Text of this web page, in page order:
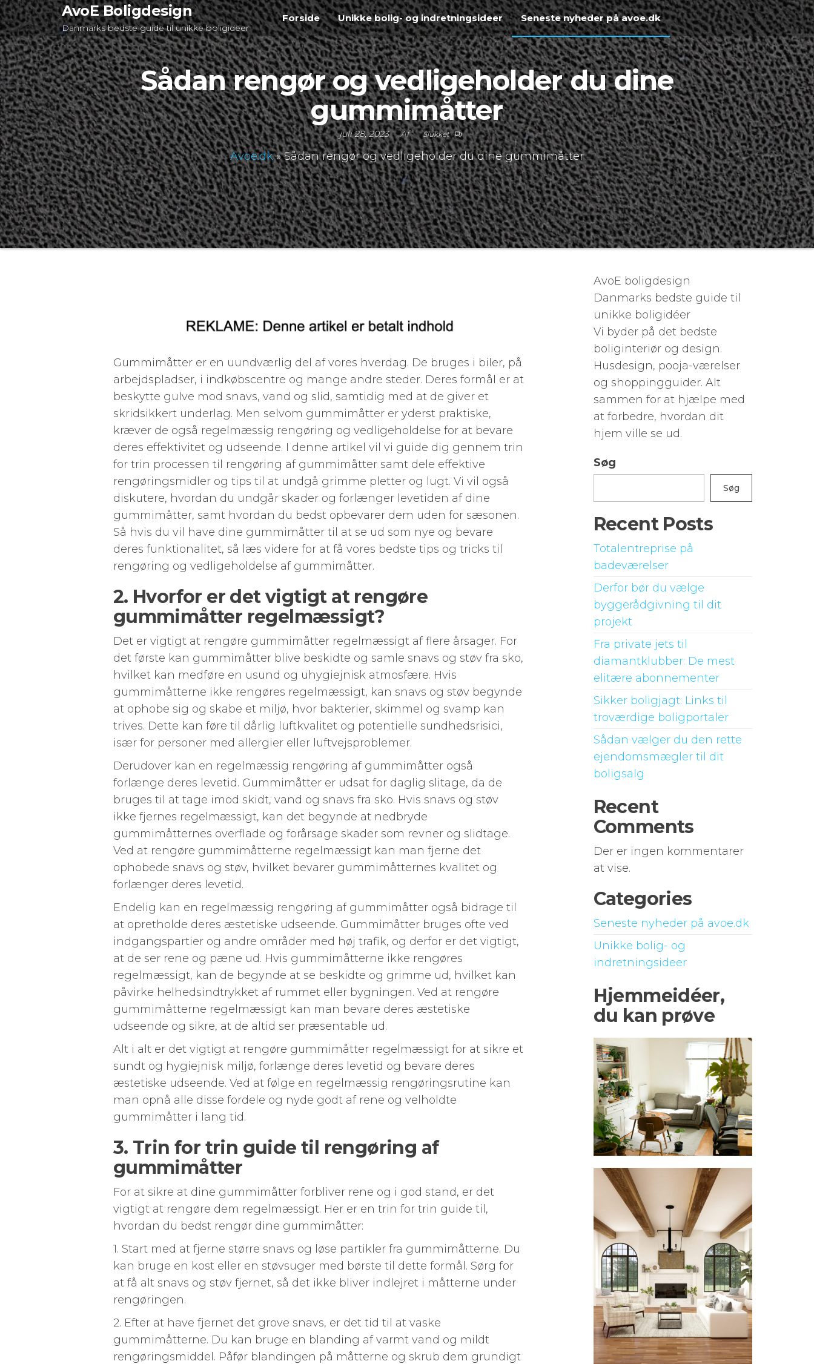
Videre
til
indhold
AvoE Boligdesign
Danmarks bedste guide til unikke boligideer
Forside Unikke bolig- og indretningsideer Seneste nyheder på avoe.dk
Sådan rengør og vedligeholder du dine
gummimåtter
juli 28, 2023 Af Slukket
Avoe.dk»Sådan rengør og vedligeholder du dine gummimåtter
Gummimåtter er en uundværlig del af vores hverdag. De bruges i biler, på
arbejdspladser, i indkøbscentre og mange andre steder. Deres formål er at
beskytte gulve mod snavs, vand og slid, samtidig med at de giver et
skridsikkert underlag. Men selvom gummimåtter er yderst praktiske,
kræver de også regelmæssig rengøring og vedligeholdelse for at bevare
deres effektivitet og udseende. I denne artikel vil vi guide dig gennem trin
for trin processen til rengøring af gummimåtter samt dele effektive
rengøringsmidler og tips til at undgå grimme pletter og lugt. Vi vil også
diskutere, hvordan du undgår skader og forlænger levetiden af dine
gummimåtter, samt hvordan du bedst opbevarer dem uden for sæsonen.
Så hvis du vil have dine gummimåtter til at se ud som nye og bevare
deres funktionalitet, så læs videre for at få vores bedste tips og tricks til
rengøring og vedligeholdelse af gummimåtter.
2. Hvorfor er det vigtigt at rengøre
gummimåtter regelmæssigt?
Det er vigtigt at rengøre gummimåtter regelmæssigt af flere årsager. For
det første kan gummimåtter blive beskidte og samle snavs og støv fra sko,
hvilket kan medføre en usund og uhygiejnisk atmosfære. Hvis
gummimåtterne ikke rengøres regelmæssigt, kan snavs og støv begynde
at ophobe sig og skabe et miljø, hvor bakterier, skimmel og svamp kan
trives. Dette kan føre til dårlig luftkvalitet og potentielle sundhedsrisici,
især for personer med allergier eller luftvejsproblemer.
Derudover kan en regelmæssig rengøring af gummimåtter også
forlænge deres levetid. Gummimåtter er udsat for daglig slitage, da de
bruges til at tage imod skidt, vand og snavs fra sko. Hvis snavs og støv
ikke fjernes regelmæssigt, kan det begynde at nedbryde
gummimåtternes overflade og forårsage skader som revner og slidtage.
Ved at rengøre gummimåtterne regelmæssigt kan man fjerne det
ophobede snavs og støv, hvilket bevarer gummimåtternes kvalitet og
forlænger deres levetid.
Endelig kan en regelmæssig rengøring af gummimåtter også bidrage til
at opretholde deres æstetiske udseende. Gummimåtter bruges ofte ved
indgangspartier og andre områder med høj trafik, og derfor er det vigtigt,
at de ser rene og pæne ud. Hvis gummimåtterne ikke rengøres
regelmæssigt, kan de begynde at se beskidte og grimme ud, hvilket kan
påvirke helhedsindtrykket af rummet eller bygningen. Ved at rengøre
gummimåtterne regelmæssigt kan man bevare deres æstetiske
udseende og sikre, at de altid ser præsentable ud.
Alt i alt er det vigtigt at rengøre gummimåtter regelmæssigt for at sikre et
sundt og hygiejnisk miljø, forlænge deres levetid og bevare deres
æstetiske udseende. Ved at følge en regelmæssig rengøringsrutine kan
man opnå alle disse fordele og nyde godt af rene og velholdte
gummimåtter i lang tid.
3. Trin for trin guide til rengøring af
gummimåtter
For at sikre at dine gummimåtter forbliver rene og i god stand, er det
vigtigt at rengøre dem regelmæssigt. Her er en trin for trin guide til,
hvordan du bedst rengør dine gummimåtter:
1. Start med at fjerne større snavs og løse partikler fra gummimåtterne. Du
kan bruge en kost eller en støvsuger med børste til dette formål. Sørg for
at få alt snavs og støv fjernet, så det ikke bliver indlejret i måtterne under
rengøringen.
2. Efter at have fjernet det grove snavs, er det tid til at vaske
gummimåtterne. Du kan bruge en blanding af varmt vand og mildt
rengøringsmiddel. Påfør blandingen på måtterne og skrub dem grundigt
AvoE boligdesign
Danmarks bedste guide til
unikke boligidéer
Vi byder på det bedste
boliginteriør og design.
Husdesign, pooja-værelser
og shoppingguider. Alt
sammen for at hjælpe med
at forbedre, hvordan dit
hjem ville se ud.
Søg
Søg
Recent Posts
Totalentreprise på
badeværelser
Derfor bør du vælge
byggerådgivning til dit
projekt
Fra private jets til
diamantklubber: De mest
elitære abonnementer
Sikker boligjagt: Links til
troværdige boligportaler
Sådan vælger du den rette
ejendomsmægler til dit
boligsalg
Recent
Comments
Der er ingen kommentarer
at vise.
Categories
Seneste nyheder på avoe.dk
Unikke bolig- og
indretningsideer
Hjemmeidéer,
du kan prøve